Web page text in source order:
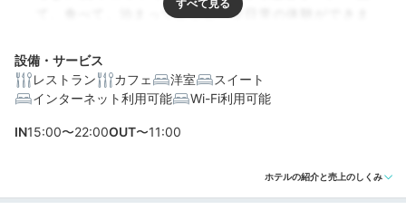
て、食べて、泊まって楽しむ」非日常の体験ができま
編集部おすすめの３つのポイント
花やしき、浅草寺、スカイツリーも徒歩圏内。浅草観光
設備・サービス
レストラン
カフェ 洋室
スイート
インターネット利用可能
Wi-Fi利用可能
IN15:00〜22:00OUT〜11:00
ホテルの紹介と売上のしくみ